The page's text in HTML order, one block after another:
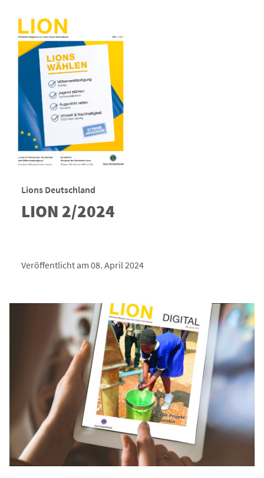
Lions Deutschland
LION 2/2024
Veröffentlicht am 08. April 2024